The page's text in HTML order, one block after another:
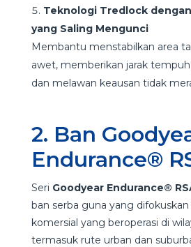
Teknologi Tredlock
yang Saling Mengunci
Membantu menstabilkan area
awet, memberikan jarak
dan melawan keausan tidak
2. Ban
Endurance®
Seri Goodyear Endurance®
ban serba guna yang
komersial yang beroperasi di
termasuk rute urban dan